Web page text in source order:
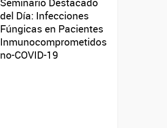
del Día: Infecciones
Fúngicas en Pacientes
Inmunocomprometidos
no-COVID-19